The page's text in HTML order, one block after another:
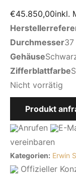
€45.850,00inkl.
Durchmesser37
Gehäuse
Zifferblattfarbe
Nicht vorrätig
Produkt
Anrufen
E-
vereinbaren
Kategorien: Erwin
Offizieller